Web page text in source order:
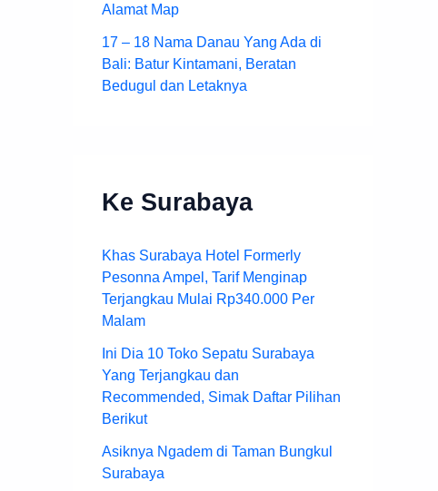
Alamat Map
17 – 18 Nama Danau Yang Ada di
Bali: Batur Kintamani, Beratan
Bedugul dan Letaknya
Ke Surabaya
Khas Surabaya Hotel Formerly
Pesonna Ampel, Tarif Menginap
Terjangkau Mulai Rp340.000 Per
Malam
Ini Dia 10 Toko Sepatu Surabaya
Yang Terjangkau dan
Recommended, Simak Daftar Pilihan
Berikut
Asiknya Ngadem di Taman Bungkul
Surabaya